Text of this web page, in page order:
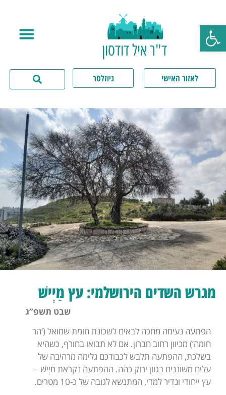
פתח סרגל נגישות
ד"ר איל דודסון
לאזור האישי ניוזלטר
מגרש השדים הירושלמי: עץ מַיְישׁ
שבט תשפ”ג
הפתעה נעימה מחכה לבאים לשכונת חומת שמואל (‘הר
חומה’) מכיוון רחוב חברון. אם לא תבואו בחורף, כשהיא
בשלכת, ההפתעה תלבש לכבודכם גלימה מרהיבה של
עלים משוננים בגוון ירוק כהה. ההפתעה נקראת מַיְישׁ –
עץ ייחודי ונדיר למדי, המתנשא לגובה של כ-10 מטרים.